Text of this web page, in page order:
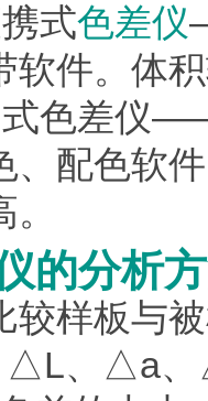
式色差仪
软件。体
色差仪
、配色软
的分析
较样板与
、△a、